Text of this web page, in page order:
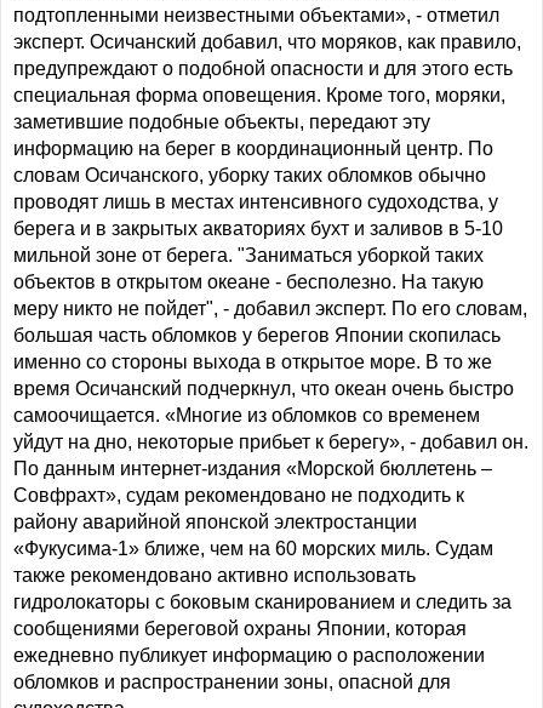
подтопленными неизвестными объектами», - отметил
эксперт. Осичанский добавил, что моряков, как правило,
предупреждают о подобной опасности и для этого есть
специальная форма оповещения. Кроме того, моряки,
заметившие подобные объекты, передают эту
информацию на берег в координационный центр. По
словам Осичанского, уборку таких обломков обычно
проводят лишь в местах интенсивного судоходства, у
берега и в закрытых акваториях бухт и заливов в 5-10
мильной зоне от берега. "Заниматься уборкой таких
объектов в открытом океане - бесполезно. На такую
меру никто не пойдет", - добавил эксперт. По его словам,
большая часть обломков у берегов Японии скопилась
именно со стороны выхода в открытое море. В то же
время Осичанский подчеркнул, что океан очень быстро
самоочищается. «Многие из обломков со временем
уйдут на дно, некоторые прибьет к берегу», - добавил он.
По данным интернет-издания «Морской бюллетень –
Совфрахт», судам рекомендовано не подходить к
району аварийной японской электростанции
«Фукусима-1» ближе, чем на 60 морских миль. Судам
также рекомендовано активно использовать
гидролокаторы с боковым сканированием и следить за
сообщениями береговой охраны Японии, которая
ежедневно публикует информацию о расположении
обломков и распространении зоны, опасной для